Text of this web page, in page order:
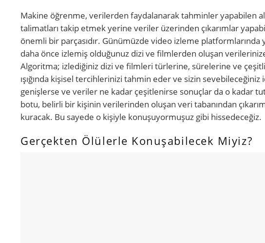
Makine öğrenme, verilerden faydalanarak tahminler yapabilen
talimatları takip etmek yerine veriler üzerinden çıkarımlar
önemli bir parçasıdır. Günümüzde video izleme platformlarında
daha önce izlemiş olduğunuz dizi ve filmlerden oluşan
Algoritma; izlediğiniz dizi ve filmleri türlerine, sürelerine ve
ışığında kişisel tercihlerinizi tahmin eder ve sizin sevebileceğiniz
genişlerse ve veriler ne kadar çeşitlenirse sonuçlar da o kadar
botu, belirli bir kişinin verilerinden oluşan veri tabanından
kuracak. Bu sayede o kişiyle konuşuyormuşuz gibi hissedeceğiz.
Gerçekten Ölülerle Konuşabilecek Miyiz?